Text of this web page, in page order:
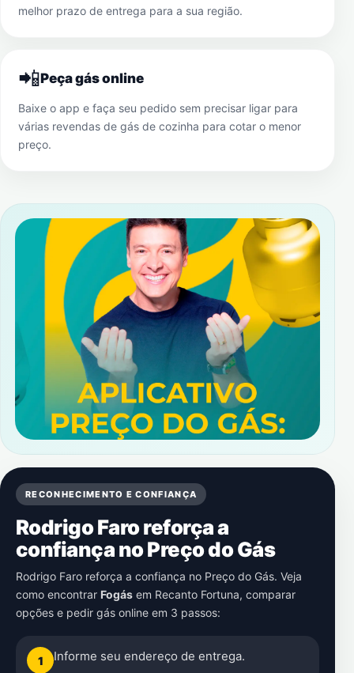
melhor prazo de entrega para a sua região.
📲Peça gás online
Baixe o app e faça seu pedido sem precisar ligar para
várias revendas de gás de cozinha para cotar o menor
preço.
RECONHECIMENTO E CONFIANÇA
Rodrigo Faro reforça a
confiança no Preço do Gás
Rodrigo Faro reforça a confiança no Preço do Gás. Veja
como encontrar Fogás em Recanto Fortuna, comparar
opções e pedir gás online em 3 passos:
1 Informe seu endereço de entrega.